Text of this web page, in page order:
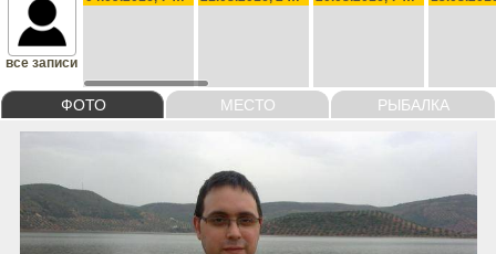
ФОТО МЕСТО РЫБАЛКА
все записи